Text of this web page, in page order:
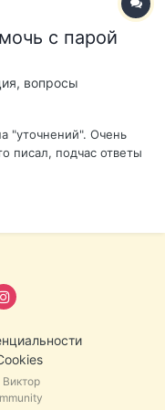
с парой
вопросы
"уточнений". Очень
писал, подчас ответы
нет), ситуация в